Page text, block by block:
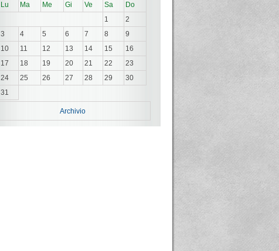
Lu Ma Me Gi Ve Sa
Do
1
2
3
4 5 6 7 8
9
10
11 12 13 14 15
16
17
18 19 20 21 22
23
24
25 26 27 28 29
30
31
Archivio